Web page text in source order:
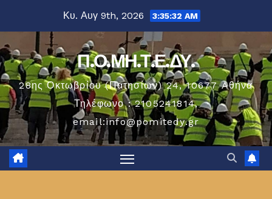
περιεχόμενο
Κυ. Αυγ 9th, 2026 3:35:33 AM
Π.Ο.ΜΗ.Τ.Ε.ΔΥ.
28ης Οκτωβρίου (Πατησίων) 24, 10677 Aθήνα
Τηλέφωνο : 2105241814,
email:info@pomitedy.gr